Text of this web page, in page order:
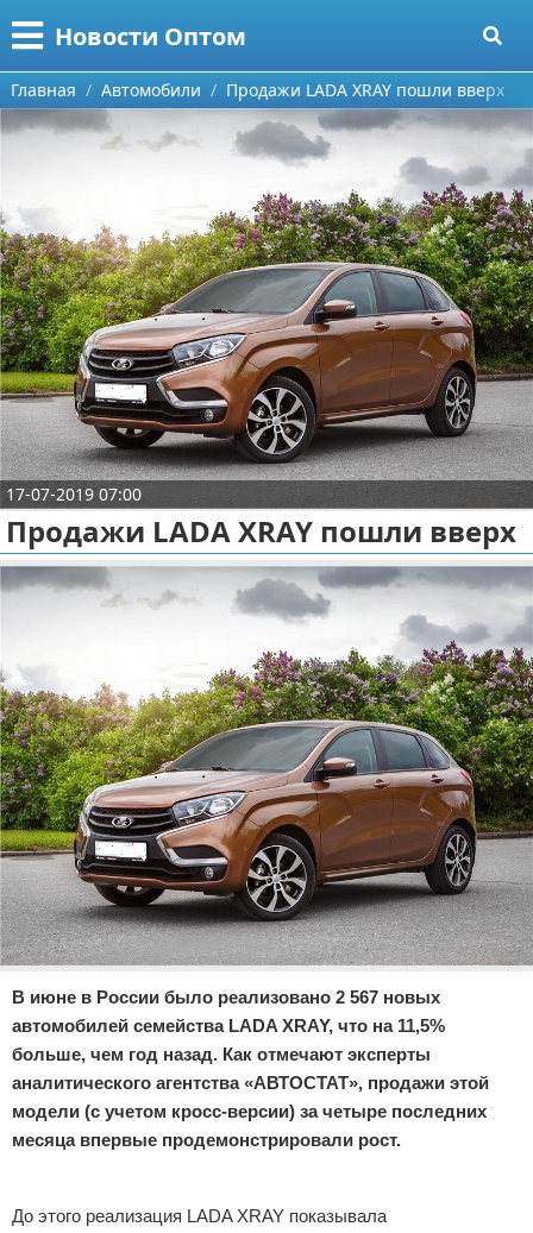
Новости Оптом
Меню
Главная
Категории
Информационные технологии
Автомобили
Знаменитости
Политика
Природа
Философия
Культура
Экономика
О проекте
Контакты
Сотрудничество
Размещение рекламы
Для правообладателей
Условия предоставления информации
Отказ от ответственности
Главная Автомобили Продажи LADA XRAY пошли вверх
17-07-2019 07:00
Продажи LADA XRAY пошли вверх
В июне в России было реализовано 2 567 новых
автомобилей семейства LADA XRAY, что на 11,5%
больше, чем год назад. Как отмечают эксперты
аналитического агентства «АВТОСТАТ», продажи этой
модели (с учетом кросс-версии) за четыре последних
месяца впервые продемонстрировали рост.
До этого реализация LADA XRAY показывала